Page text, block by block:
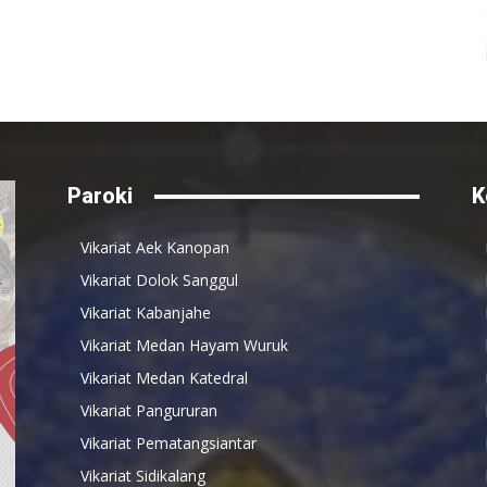
Paroki
Vikariat Aek Kanopan
Vikariat Dolok Sanggul
Vikariat Kabanjahe
Vikariat Medan Hayam Wuruk
Vikariat Medan Katedral
Vikariat Pangururan
Vikariat Pematangsiantar
Vikariat Sidikalang